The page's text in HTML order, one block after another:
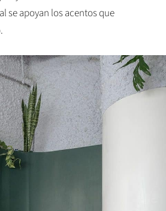
se apoyan los acentos que